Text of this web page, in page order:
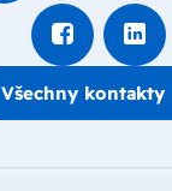
Všechny kontakty